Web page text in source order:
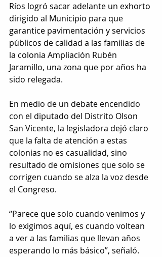
Ríos logró sacar adelante un exhorto
dirigido al Municipio para que
garantice pavimentación y servicios
públicos de calidad a las familias de
la colonia Ampliación Rubén
Jaramillo, una zona que por años ha
sido relegada.
En medio de un debate encendido
con el diputado del Distrito Olson
San Vicente, la legisladora dejó claro
que la falta de atención a estas
colonias no es casualidad, sino
resultado de omisiones que solo se
corrigen cuando se alza la voz desde
el Congreso.
“Parece que solo cuando venimos y
lo exigimos aquí, es cuando voltean
a ver a las familias que llevan años
esperando lo más básico”, señaló.